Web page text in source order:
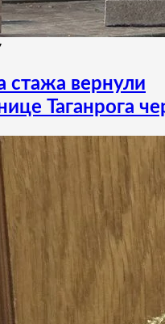
стажа вернули
Таганрога